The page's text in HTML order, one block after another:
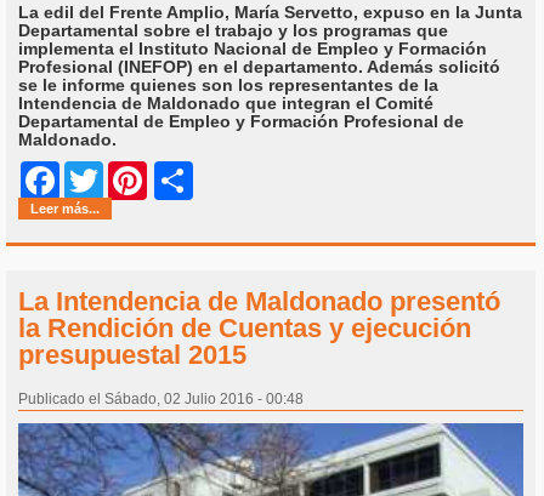
La edil del Frente Amplio, María Servetto, expuso en la Junta
Departamental sobre el trabajo y los programas que
implementa el Instituto Nacional de Empleo y Formación
Profesional (INEFOP) en el departamento. Además solicitó
se le informe quienes son los representantes de la
Intendencia de Maldonado que integran el Comité
Departamental de Empleo y Formación Profesional de
Maldonado.
Facebook
Twitter Pinterest
Leer más...
La Intendencia de Maldonado presentó
la Rendición de Cuentas y ejecución
presupuestal 2015
Publicado el Sábado, 02 Julio 2016 - 00:48